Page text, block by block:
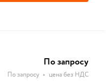
По запросу
По запросу • цена без НДС